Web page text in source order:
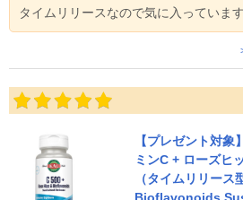
タイムリリースなので気に入っています
【プレゼント対象
ミンC + ローズヒ
（タイムリリー